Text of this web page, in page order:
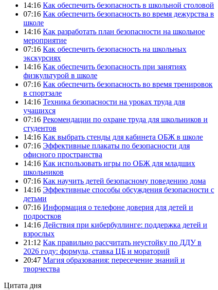
14:16 Как обеспечить безопасность в школьной столовой
07:16 Как обеспечить безопасность во время дежурства в
школе
14:16 Как разработать план безопасности на школьное
мероприятие
07:16 Как обеспечить безопасность на школьных
экскурсиях
14:16 Как обеспечить безопасность при занятиях
физкультурой в школе
07:16 Как обеспечить безопасность во время тренировок
в спортзале
14:16 Техника безопасности на уроках труда для
учащихся
07:16 Рекомендации по охране труда для школьников и
студентов
14:16 Как выбрать стенды для кабинета ОБЖ в школе
07:16 Эффективные плакаты по безопасности для
офисного пространства
14:16 Как использовать игры по ОБЖ для младших
школьников
07:16 Как научить детей безопасному поведению дома
14:16 Эффективные способы обсуждения безопасности с
детьми
07:16 Информация о телефоне доверия для детей и
подростков
14:16 Действия при кибербуллинге: поддержка детей и
взрослых
21:12 Как правильно рассчитать неустойку по ДДУ в
2026 году: формула, ставка ЦБ и мораторий
20:47 Магия образования: пересечение знаний и
творчества
Цитата дня